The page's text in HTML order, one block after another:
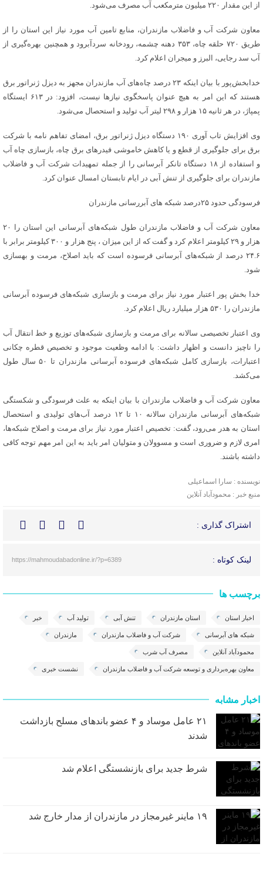
از این مقدار ۲۲۰ میلیون مترمکعب آب مصرف می‌شود.
معاون شرکت آب و فاضلاب مازندران، منابع تامین آب مورد نیاز این استان را از
طریق ۷۲۰ حلقه چاه، ۳۵۳ دهنه چشمه، رودخانه سردآبرود و همچنین بهره‌گیری از
آب سد رجایی، البرز و میجران اعلام کرد.
خدابخش‌پور با بیان اینکه ۲۳ درصد چاه‌های آب مازندران مجهز به دیزل ژنراتور برق
هستند که این امر به هیچ عنوان پاسخگوی نیازها نیست، افزود: در ۶۱۳ ایستگاه
پمپاژ، در هر ثانیه ۱۵ هزار و ۲۹۸ لیتر آب تولید و استحصال می‌شود.
وی افزایش تاب آوری ۱۹۰ دستگاه دیزل ژنراتور برق، امضای تفاهم نامه با شرکت
برق برای جلوگیری از قطع و یا کاهش خاموشی فیدرهای برق چاه، بازسازی چاه آب
و استفاده از ۱۸ دستگاه تانکر آبرسانی را از جمله تمهیدات شرکت آب و فاضلاب
مازندران برای جلوگیری از تنش آبی در ایام تابستان امسال عنوان کرد.
فرسودگی حدود ۲۵درصد شبکه های آبررسانی مازندران
معاون شرکت آب و فاضلاب مازندران طول شبکه‌های آبرسانی این استان را ۲۰
هزار و ۲۹ کیلومتر اعلام کرد و گفت که از این میزان ، پنج هزار و ۳۰۰ کیلومتر برابر با
۲۴.۶ درصد از شبکه‌های آبرسانی فرسوده است که باید اصلاح، مرمت و بهسازی
شود.
خدا بخش پور اعتبار مورد نیاز برای مرمت و بازسازی شبکه‌های فرسوده آبرسانی
مازندران را ۵۳۰ هزار میلیارد ریال اعلام کرد.
وی اعتبار تخصیصی سالانه برای مرمت و بازسازی شبکه‌های توزیع و خط انتقال آب
را ناچیز دانست و اظهار داشت: با ادامه وظعیت موجود و تخصیص قطره چکانی
اعتبارات، بازسازی کامل شبکه‌های فرسوده آبرسانی مازندران تا ۵۰ سال طول
می‌کشد.
معاون شرکت آب و فاضلاب مازندران با بیان اینکه به علت فرسودگی و شکستگی
شبکه‌های آبرسانی مازندران سالانه ۱۰ تا ۱۲ درصد آب‌های تولیدی و استحصال
استان به هدر می‌رود، گفت: تخصیص اعتبار مورد نیاز برای مرمت و اصلاح شبکه‌ها،
امری لازم و ضروری است و مسوولان و متولیان امر باید به این امر مهم توجه کافی
داشته باشند.
نویسنده : سارا اسماعیلی
منبع خبر : محمودآباد آنلاین
اشتراک گذاری :
لینک کوتاه : https://mahmoudabadonline.ir/?p=6389
برچسب ها
اخبار استان استان مازندران تنش آبی تولید آب خبر
شبکه های آبرسانی شرکت آب و فاضلاب مازندران مازندران
محمودآباد آنلاین مصرف آب شرب
معاون بهره‌برداری و توسعه شرکت آب و فاضلاب مازندران نشست خبری
اخبار مشابه
۲۱ عامل موساد و ۴ عضو باند‌های مسلح بازداشت
شدند
شرط جدید برای بازنشستگی اعلام شد
۱۹ ماینر غیرمجاز در مازندران از مدار خارج شد